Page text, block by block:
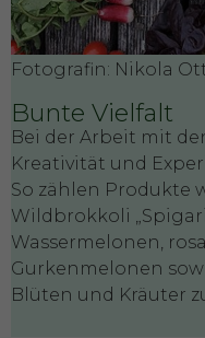
Fotografin: Nikola
Bunte Vielfalt
Bei der Arbeit mit
Kreativität und
So zählen Produkte
Wildbrokkoli
Wassermelonen,
Gurkenmelonen
Blüten und Kräuter